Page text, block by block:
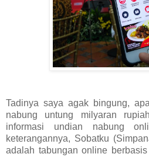
Tadinya saya agak bingung,
nabung untung milyaran
informasi undian nabung
keterangannya, Sobatku
adalah tabungan online